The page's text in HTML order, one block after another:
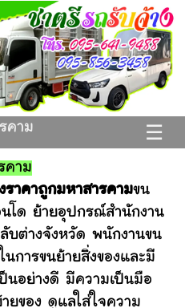
☰
คาม
คาม
ราคาถูกมหาสารคามขน
โด ย้ายอุปกรณ์สำนักงาน
บต่างจังหวัด พนักงานขน
การขนย้ายสิ่งของและมี
นอย่างดี มีความเป็นมือ
ยของ ดูแลใส่ใจความ